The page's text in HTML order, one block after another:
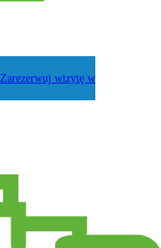
Zarezerwuj wizytę w